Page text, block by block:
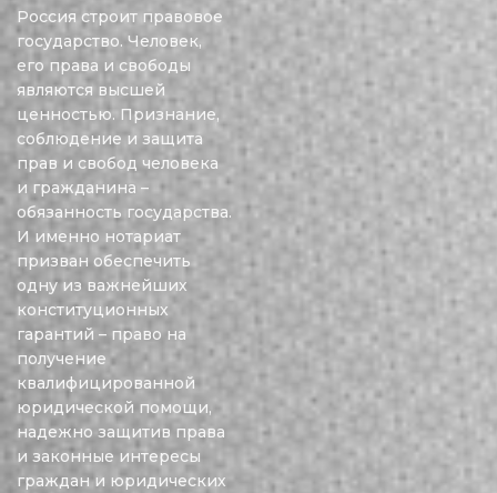
Россия строит правовое
государство. Человек,
его права и свободы
являются высшей
ценностью. Признание,
соблюдение и защита
прав и свобод человека
и гражданина –
обязанность государства.
И именно нотариат
призван обеспечить
одну из важнейших
конституционных
гарантий – право на
получение
квалифицированной
юридической помощи,
надежно защитив права
и законные интересы
граждан и юридических